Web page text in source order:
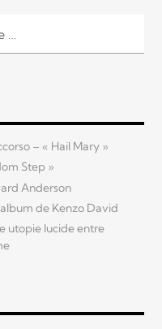
– « Hail Mary »
Step »
Anderson
de Kenzo David
utopie lucide entre